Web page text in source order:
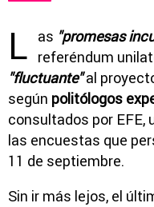
L as "promesas
referéndum
"fluctuante" al
según politólogos
consultados por EFE,
las encuestas que
11 de septiembre.
Sin ir más lejos, el